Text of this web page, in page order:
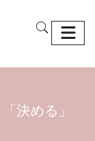
決める」